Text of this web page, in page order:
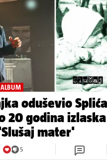
oduševio
20 godina
mater'
5